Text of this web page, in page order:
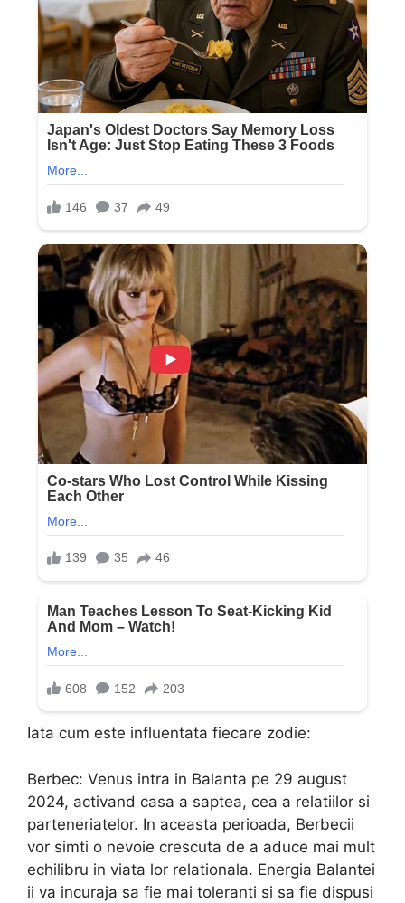
Iata cum este influentata fiecare zodie:
Berbec: Venus intra in Balanta pe 29 august
2024, activand casa a saptea, cea a relatiilor si
parteneriatelor. In aceasta perioada, Berbecii
vor simti o nevoie crescuta de a aduce mai mult
echilibru in viata lor relationala. Energia Balantei
ii va incuraja sa fie mai toleranti si sa fie dispusi